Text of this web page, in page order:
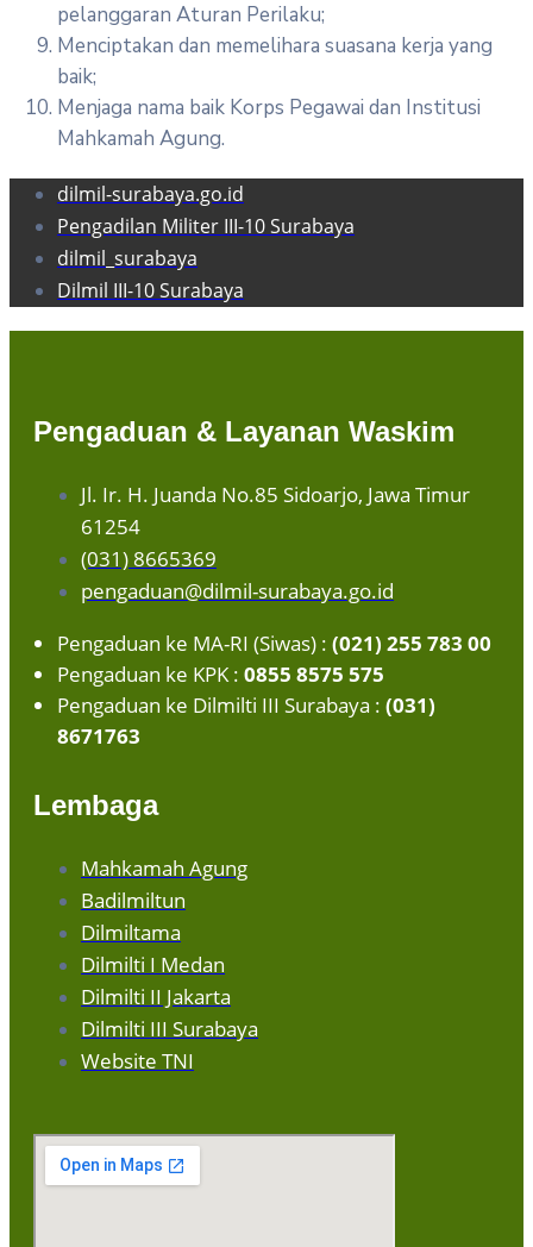
pelanggaran Aturan Perilaku;
Menciptakan dan memelihara suasana kerja yang
baik;
Menjaga nama baik Korps Pegawai dan Institusi
Mahkamah Agung.
dilmil-surabaya.go.id
Pengadilan Militer III-10 Surabaya
dilmil_surabaya
Dilmil III-10 Surabaya
Pengaduan & Layanan Waskim
Jl. Ir. H. Juanda No.85 Sidoarjo, Jawa Timur
61254
(031) 8665369
pengaduan@dilmil-surabaya.go.id
Pengaduan ke MA-RI (Siwas) : (021) 255 783 00
Pengaduan ke KPK : 0855 8575 575
Pengaduan ke Dilmilti III Surabaya : (031)
8671763
Lembaga
Mahkamah Agung
Badilmiltun
Dilmiltama
Dilmilti I Medan
Dilmilti II Jakarta
Dilmilti III Surabaya
Website TNI